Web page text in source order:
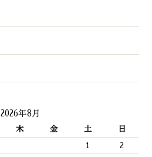
2026年8月
木 金 土 日
1 2